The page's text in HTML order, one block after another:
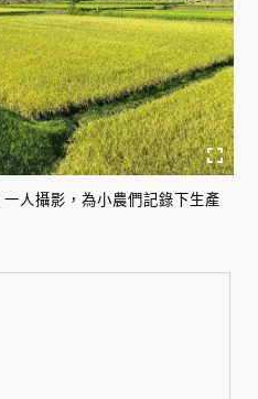
人攝影，為小農們記錄下生產